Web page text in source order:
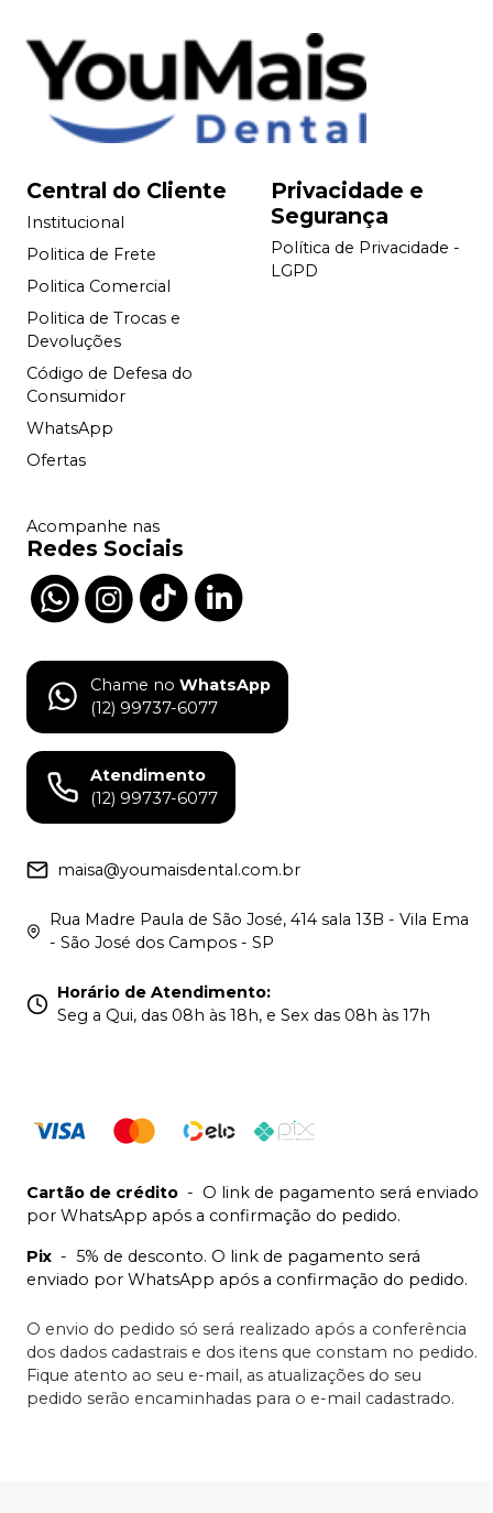
Central do Cliente
Institucional
Politica de Frete
Politica Comercial
Politica de Trocas e
Devoluções
Código de Defesa do
Consumidor
WhatsApp
Ofertas
Privacidade e
Segurança
Política de Privacidade -
LGPD
Acompanhe nas
Redes Sociais
Chame no WhatsApp
(12) 99737-6077
Atendimento
(12) 99737-6077
maisa@youmaisdental.com.br
Rua Madre Paula de São José, 414 sala 13B - Vila Ema
- São José dos Campos - SP
Horário de Atendimento:
Seg a Qui, das 08h às 18h, e Sex das 08h às 17h
Cartão de crédito - O link de pagamento será enviado
por WhatsApp após a confirmação do pedido.
Pix - 5% de desconto. O link de pagamento será
enviado por WhatsApp após a confirmação do pedido.
O envio do pedido só será realizado após a conferência
dos dados cadastrais e dos itens que constam no pedido.
Fique atento ao seu e-mail, as atualizações do seu
pedido serão encaminhadas para o e-mail cadastrado.